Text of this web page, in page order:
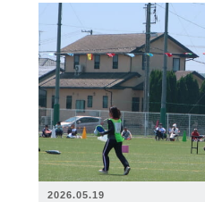
2026.05.19